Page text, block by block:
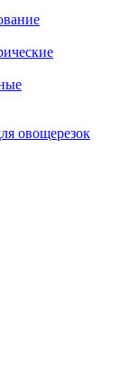
овощерезок